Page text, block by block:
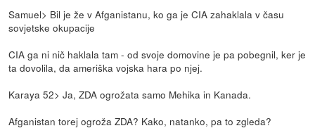
Samuel> Bil je že v Afganistanu, ko ga je CIA zahaklala v času
sovjetske okupacije
CIA ga ni nič haklala tam - od svoje domovine je pa pobegnil, ker je
ta dovolila, da ameriška vojska hara po njej.
Karaya 52> Ja, ZDA ogrožata samo Mehika in Kanada.
Afganistan torej ogroža ZDA? Kako, natanko, pa to zgleda?